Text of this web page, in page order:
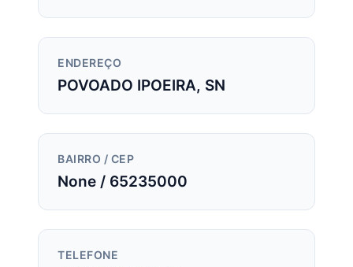
ENDEREÇO
POVOADO IPOEIRA, SN
BAIRRO / CEP
None / 65235000
TELEFONE